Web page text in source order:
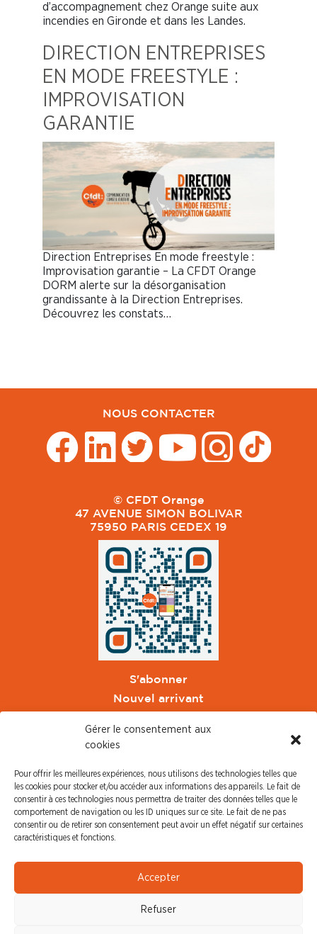
Gérer le consentement aux
cookies
Pour offrir les meilleures expériences, nous utilisons des technologies telles que
les cookies pour stocker et/ou accéder aux informations des appareils. Le fait de
consentir à ces technologies nous permettra de traiter des données telles que le
comportement de navigation ou les ID uniques sur ce site. Le fait de ne pas
consentir ou de retirer son consentement peut avoir un effet négatif sur certaines
caractéristiques et fonctions.
Accepter
Refuser
d’accompagnement chez Orange suite aux
incendies en Gironde et dans les Landes.
DIRECTION ENTREPRISES
EN MODE FREESTYLE :
IMPROVISATION
GARANTIE
Direction Entreprises En mode freestyle :
Improvisation garantie – La CFDT Orange
DORM alerte sur la désorganisation
grandissante à la Direction Entreprises.
Découvrez les constats…
NOUS CONTACTER
© CFDT Orange
47 AVENUE SIMON BOLIVAR
75950 PARIS CEDEX 19
S'abonner
Nouvel arrivant
CFDT Cadres
CFDT Retraités
L'UFFA
PRESSE
Communiqué de Presse
Revue de Presse